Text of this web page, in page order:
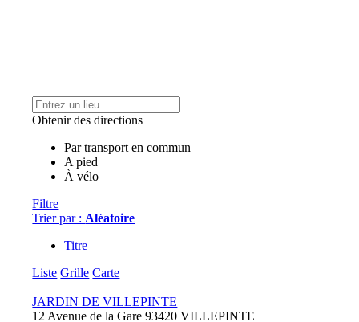
Obtenir des directions
Par transport en commun
A pied
À vélo
Filtre
Trier par : Aléatoire
Titre
Liste Grille Carte
JARDIN DE VILLEPINTE
12 Avenue de la Gare 93420 VILLEPINTE